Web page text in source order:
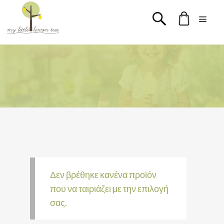
Μετάβαση
περιεχόμενο
Δεν βρέθηκε κανένα προϊόν
που να ταιριάζει με την επιλογή
σας.